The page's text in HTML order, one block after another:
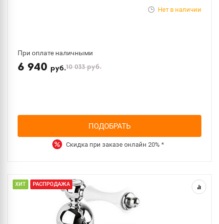
Нет в наличии
При оплате наличными
6 940 руб.10 033руб.
ПОДОБРАТЬ
Скидка при заказе онлайн 20% *
ХИТ РАСПРОДАЖА